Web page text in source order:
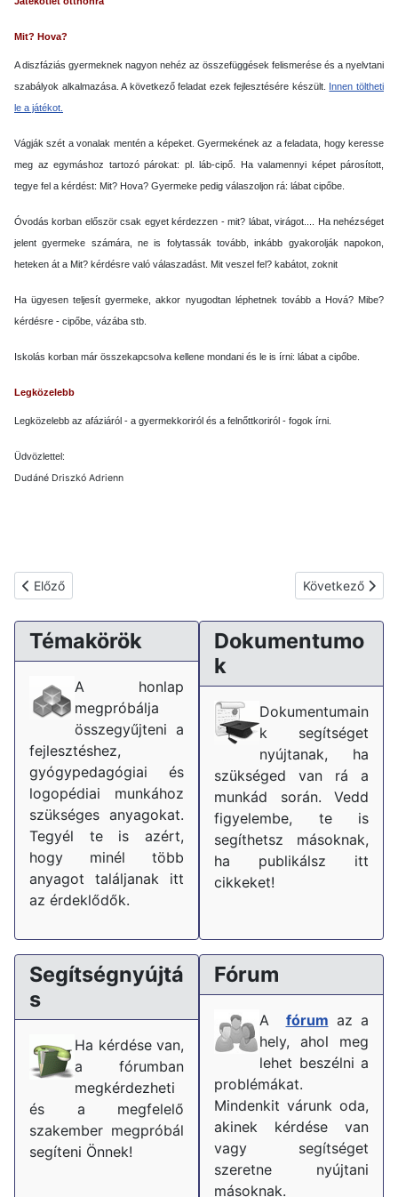
Mit? Hova?
A diszfáziás gyermeknek nagyon nehéz az összefüggések felismerése és a nyelvtani
szabályok alkalmazása. A következő feladat ezek fejlesztésére készült. Innen töltheti
le a játékot.
Vágják szét a vonalak mentén a képeket. Gyermekének az a feladata, hogy keresse
meg az egymáshoz tartozó párokat: pl. láb-cipő. Ha valamennyi képet párosított,
tegye fel a kérdést: Mit? Hova? Gyermeke pedig válaszoljon rá: lábat cipőbe.
Óvodás korban először csak egyet kérdezzen - mit? lábat, virágot.... Ha nehézséget
jelent gyermeke számára, ne is folytassák tovább, inkább gyakorolják napokon,
heteken át a Mit? kérdésre való válaszadást. Mit veszel fel? kabátot, zoknit
Ha ügyesen teljesít gyermeke, akkor nyugodtan léphetnek tovább a Hová? Mibe?
kérdésre - cipőbe, vázába stb.
Iskolás korban már összekapcsolva kellene mondani és le is írni: lábat a cipőbe.
Legközelebb
Legközelebb az afáziáról - a gyermekkoriról és a felnőttkoriról - fogok írni.
Üdvözlettel:
Dudáné Driszkó Adrienn
Előző cikk: A kommunikáció zavara
Előző Következő
Következő
Témakörök
A honlap
megpróbálja
összegyűjteni a
fejlesztéshez,
gyógypedagógiai és
logopédiai munkához
szükséges anyagokat.
Tegyél te is azért,
hogy minél több
anyagot találjanak itt
az érdeklődők.
Dokumentumo
k
Dokumentumain
k segítséget
nyújtanak, ha
szükséged van rá a
munkád során. Vedd
figyelembe, te is
segíthetsz másoknak,
ha publikálsz itt
cikkeket!
Segítségnyújtá
s
Ha kérdése van,
a fórumban
megkérdezheti
és a megfelelő
szakember megpróbál
segíteni Önnek!
Fórum
A fórum az a
hely, ahol meg
lehet beszélni a
problémákat.
Mindenkit várunk oda,
akinek kérdése van
vagy segítséget
szeretne nyújtani
másoknak.